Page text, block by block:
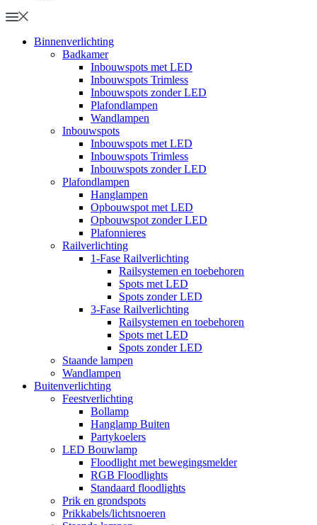
Binnenverlichting
Badkamer
Inbouwspots met LED
Inbouwspots Trimless
Inbouwspots zonder LED
Plafondlampen
Wandlampen
Inbouwspots
Inbouwspots met LED
Inbouwspots Trimless
Inbouwspots zonder LED
Plafondlampen
Hanglampen
Opbouwspot met LED
Opbouwspot zonder LED
Plafonnieres
Railverlichting
1-Fase Railverlichting
Railsystemen en toebehoren
Spots met LED
Spots zonder LED
3-Fase Railverlichting
Railsystemen en toebehoren
Spots met LED
Spots zonder LED
Staande lampen
Wandlampen
Buitenverlichting
Feestverlichting
Bollamp
Hanglamp Buiten
Partykoelers
LED Bouwlamp
Floodlight met bewegingsmelder
RGB Floodlights
Standaard floodlights
Prik en grondspots
Prikkabels/lichtsnoeren